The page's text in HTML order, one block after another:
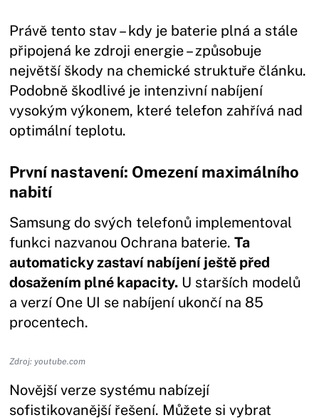
Právě tento stav – kdy je baterie plná a stále
připojená ke zdroji energie – způsobuje
největší škody na chemické struktuře článku.
Podobně škodlivé je intenzivní nabíjení
vysokým výkonem, které telefon zahřívá nad
optimální teplotu.
První nastavení: Omezení maximálního
nabití
Samsung do svých telefonů implementoval
funkci nazvanou Ochrana baterie.Ta
automaticky zastaví nabíjení ještě před
dosažením plné kapacity. U starších modelů
a verzí One UI se nabíjení ukončí na 85
procentech.
Zdroj: youtube.com
Novější verze systému nabízejí
sofistikovanější řešení. Můžete si vybrat